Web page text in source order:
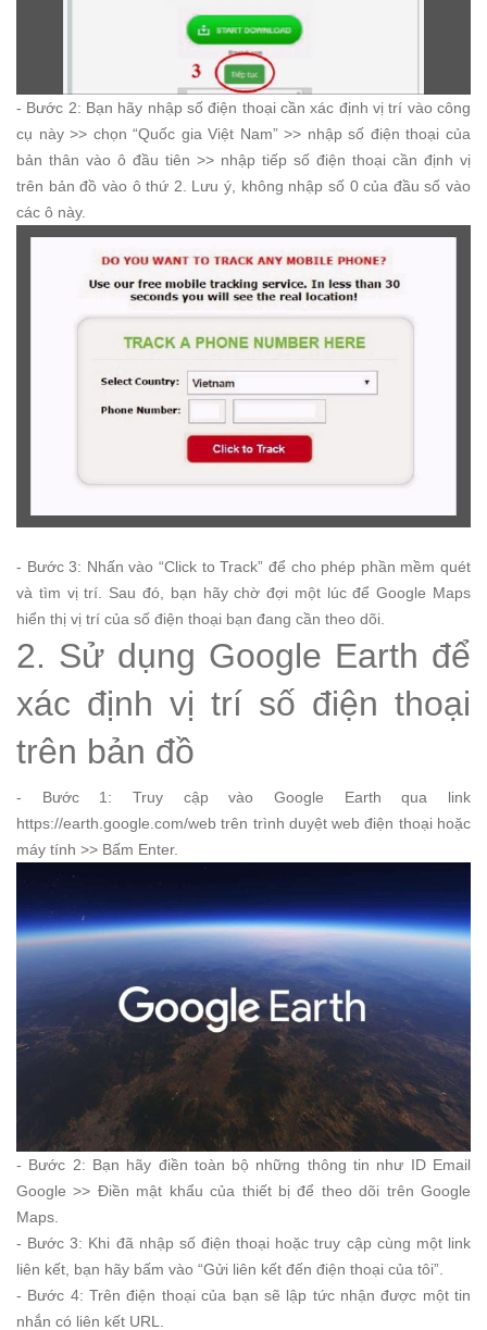
- Bước 2: Bạn hãy nhập số điện thoại cần xác định vị trí vào công
cụ này >> chọn “Quốc gia Việt Nam” >> nhập số điện thoại của
bản thân vào ô đầu tiên >> nhập tiếp số điện thoại cần định vị
trên bản đồ vào ô thứ 2. Lưu ý, không nhập số 0 của đầu số vào
các ô này.
- Bước 3: Nhấn vào “Click to Track” để cho phép phần mềm quét
và tìm vị trí. Sau đó, bạn hãy chờ đợi một lúc để Google Maps
hiển thị vị trí của số điện thoại bạn đang cần theo dõi.
2. Sử dụng Google Earth để
xác định vị trí số điện thoại
trên bản đồ
- Bước 1: Truy cập vào Google Earth qua link
https://earth.google.com/web trên trình duyệt web điện thoại hoặc
máy tính >> Bấm Enter.
- Bước 2: Bạn hãy điền toàn bộ những thông tin như ID Email
Google >> Điền mật khẩu của thiết bị để theo dõi trên Google
Maps.
- Bước 3: Khi đã nhập số điện thoại hoặc truy cập cùng một link
liên kết, bạn hãy bấm vào “Gửi liên kết đến điện thoại của tôi”.
- Bước 4: Trên điện thoại của bạn sẽ lập tức nhận được một tin
nhắn có liên kết URL.